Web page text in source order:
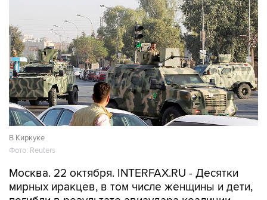
В Киркуке
Фото: Reuters
Москва. 22 октября. INTERFAX.RU - Десятки
мирных иракцев, в том числе женщины и дети,